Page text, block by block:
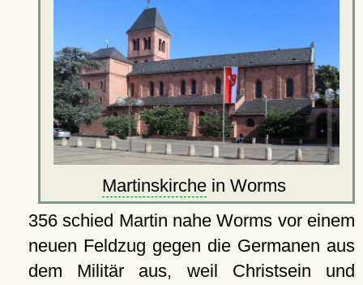
Martinskirche in Worms
356 schied Martin nahe Worms vor einem
neuen Feldzug gegen die Germanen aus
dem Militär aus, weil Christsein und